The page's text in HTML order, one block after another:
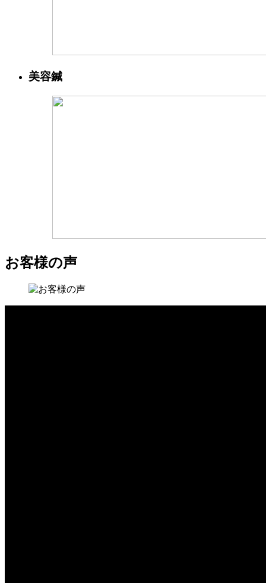
美容鍼
お客様の声